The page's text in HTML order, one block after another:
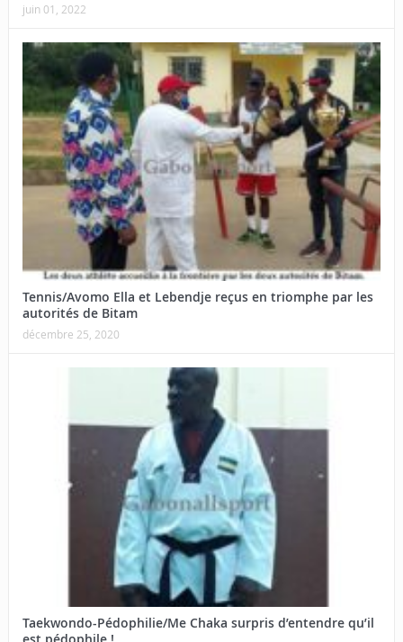
juin 01, 2022
Tennis/Avomo Ella et Lebendje reçus en triomphe par les
autorités de Bitam
décembre 25, 2020
Taekwondo-Pédophilie/Me Chaka surpris d’entendre qu’il
est pédophile !